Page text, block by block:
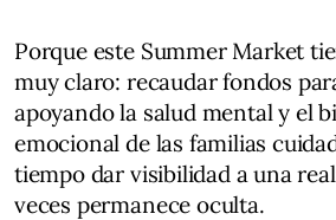
Porque este Summer Market
muy claro: recaudar fondos
apoyando la salud mental y el
emocional de las familias
tiempo dar visibilidad a una
veces permanece oculta.